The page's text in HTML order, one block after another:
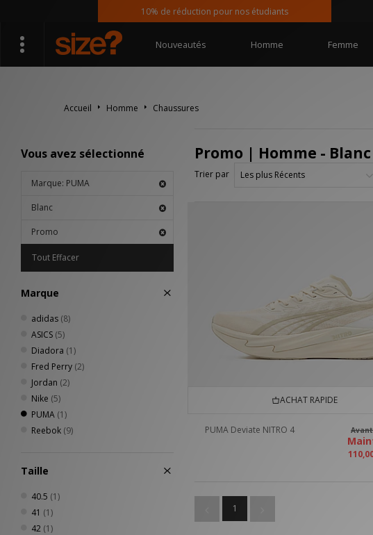
10% de réduction pour nos étudiants
Nouveautés Homme Femme
Accueil Homme Chaussures
Vous avez sélectionné
Marque: PUMA
Blanc
Promo
Tout Effacer
Marque
adidas (8)
ASICS (5)
Diadora (1)
Fred Perry (2)
Jordan (2)
Nike (5)
PUMA (1)
Reebok (9)
Taille
40.5 (1)
41 (1)
42 (1)
Promo | Homme -
Trier par
ACHAT RAPIDE
PUMA Deviate NITRO 4
1